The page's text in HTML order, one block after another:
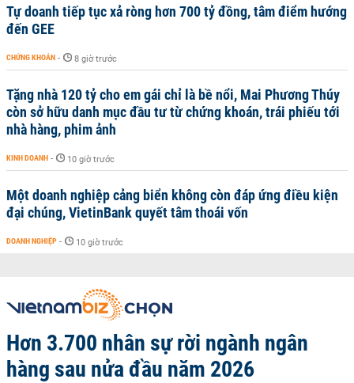
Tự doanh tiếp tục xả ròng hơn 700 tỷ đồng, tâm điểm hướng
đến GEE
CHỨNG KHOÁN - 8 giờ trước
Tặng nhà 120 tỷ cho em gái chỉ là bề nổi, Mai Phương Thúy
còn sở hữu danh mục đầu tư từ chứng khoán, trái phiếu tới
nhà hàng, phim ảnh
KINH DOANH - 10 giờ trước
Một doanh nghiệp cảng biển không còn đáp ứng điều kiện
đại chúng, VietinBank quyết tâm thoái vốn
DOANH NGHIỆP - 10 giờ trước
Hơn 3.700 nhân sự rời ngành ngân
hàng sau nửa đầu năm 2026